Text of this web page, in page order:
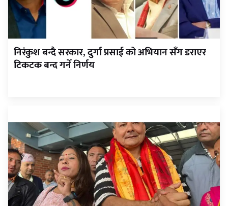
निरंकुश बन्दै सरकार, दुर्गा प्रसाई को अभियान सँग डराएर
टिकटक बन्द गर्ने निर्णय